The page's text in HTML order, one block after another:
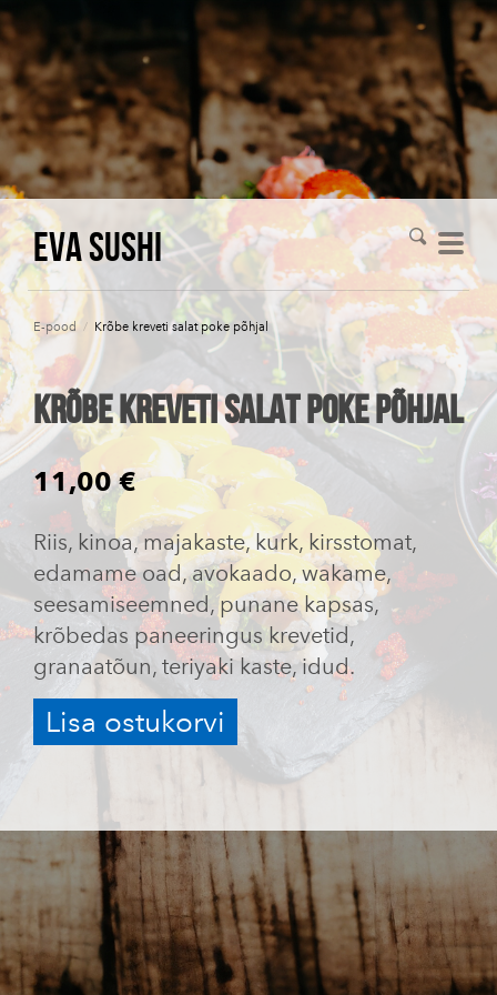
Eva Sushi
E-pood / Krõbe kreveti salat poke põhjal
Krõbe kreveti salat poke põhjal
11,00 €
Riis, kinoa, majakaste, kurk, kirsstomat,
edamame oad, avokaado, wakame,
seesamiseemned, punane kapsas,
krõbedas paneeringus krevetid,
granaatõun, teriyaki kaste, idud.
Lisa ostukorvi